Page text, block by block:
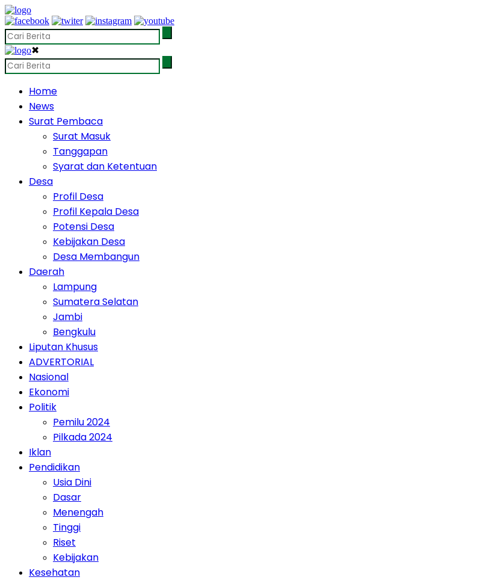
✖
Home
News
Surat Pembaca
Surat Masuk
Tanggapan
Syarat dan Ketentuan
Desa
Profil Desa
Profil Kepala Desa
Potensi Desa
Kebijakan Desa
Desa Membangun
Daerah
Lampung
Sumatera Selatan
Jambi
Bengkulu
Liputan Khusus
ADVERTORIAL
Nasional
Ekonomi
Politik
Pemilu 2024
Pilkada 2024
Iklan
Pendidikan
Usia Dini
Dasar
Menengah
Tinggi
Riset
Kebijakan
Kesehatan